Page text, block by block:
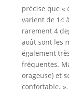
précise que «
varient de 14
rarement 4
août sont les
également
fréquentes.
orageuse) et
confortable. ».